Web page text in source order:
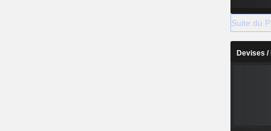
Suite du
Devises /